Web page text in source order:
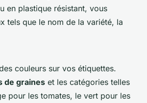
en plastique résistant, vous
tels que le nom de la variété, la
couleurs sur vos étiquettes.
de graines et les catégories telles
pour les tomates, le vert pour les